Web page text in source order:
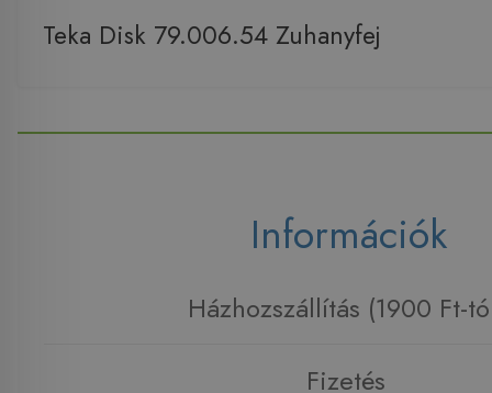
Teka Disk 79.006.54 Zuhanyfej
Információk
Házhozszállítás (1900 Ft-
Fizetés